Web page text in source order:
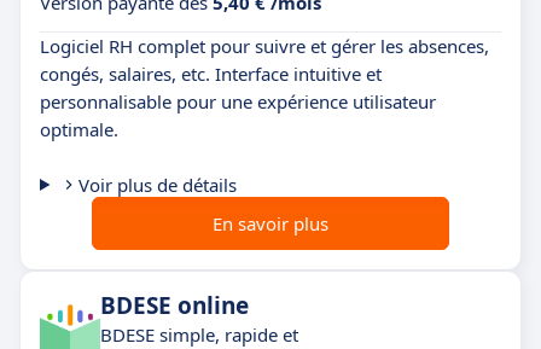
Logiciel RH complet pour suivre et gérer les absences,
congés, salaires, etc. Interface intuitive et
personnalisable pour une expérience utilisateur
optimale.
Voir plus de détails
En savoir plus
BDESE online
BDESE simple, rapide et